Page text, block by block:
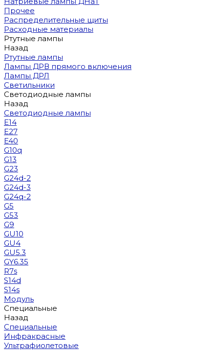
Прочее
Распределительные щиты
Расходные материалы
Ртутные лампы
Назад
Ртутные лампы
Лампы ДРВ прямого включения
Лампы ДРЛ
Светильники
Светодиодные лампы
Назад
Светодиодные лампы
E14
E27
E40
G10q
G13
G23
G24d-2
G24d-3
G24q-2
G5
G53
G9
GU10
GU4
GU5.3
GY6.35
R7s
S14d
S14s
Модуль
Специальные
Назад
Специальные
Инфракрасные
Ультрафиолетовые